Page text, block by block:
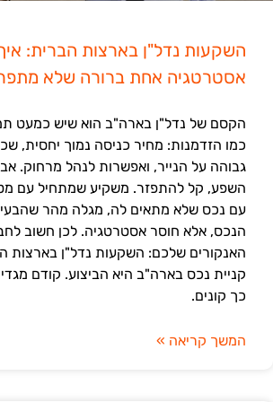
השקעות נדל"ן בארצות הברית:
אסטרטגיה אחת ברורה שלא
הקסם של נדל"ן בארה"ב הוא שיש כמעט
כמו הזדמנות: מחיר כניסה נמוך יחסית,
גבוהה על הנייר, ואפשרות לנהל מרחוק.
השפע, קל להתפזר. משקיע שמתחיל עם
עם נכס שלא מתאים לה, מגלה מהר
הנכס, אלא חוסר אסטרטגיה. לכן חשוב
האנקורים שלכם: השקעות נדל"ן בארצות
קניית נכס בארה"ב היא הביצוע. קודם
כך קונים.
המשך קריאה »